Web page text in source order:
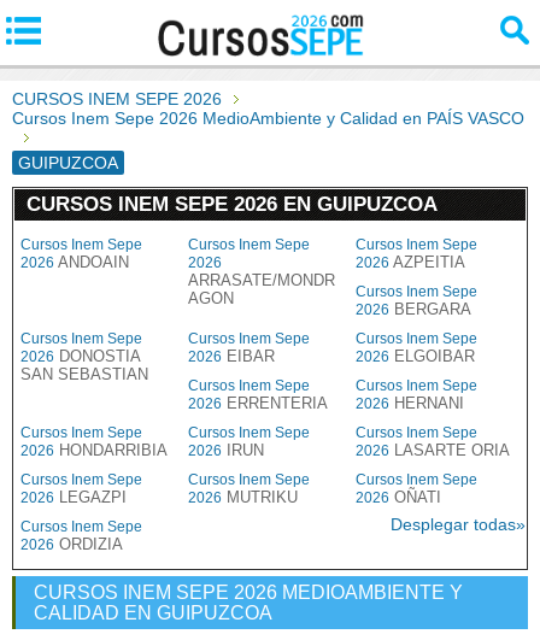
CURSOS INEM SEPE 2026
Cursos Inem Sepe 2026 MedioAmbiente y Calidad en PAÍS VASCO
GUIPUZCOA
CURSOS INEM SEPE 2026 EN GUIPUZCOA
Cursos Inem Sepe
2026 ANDOAIN
Cursos Inem Sepe
2026
ARRASATE/MONDR
AGON
Cursos Inem Sepe
2026 AZPEITIA
Cursos Inem Sepe
2026 BERGARA
Cursos Inem Sepe
2026 DONOSTIA
SAN SEBASTIAN
Cursos Inem Sepe
2026 EIBAR
Cursos Inem Sepe
2026 ELGOIBAR
Cursos Inem Sepe
2026 ERRENTERIA
Cursos Inem Sepe
2026 HERNANI
Cursos Inem Sepe
2026 HONDARRIBIA
Cursos Inem Sepe
2026
IRUN
Cursos Inem Sepe
2026 LASARTE ORIA
Cursos Inem Sepe
2026 LEGAZPI
Cursos Inem Sepe
2026 MUTRIKU
Cursos Inem Sepe
2026 OÑATI
Cursos Inem Sepe
2026 ORDIZIA
Desplegar todas»
CURSOS INEM SEPE 2026 MEDIOAMBIENTE Y
CALIDAD EN GUIPUZCOA